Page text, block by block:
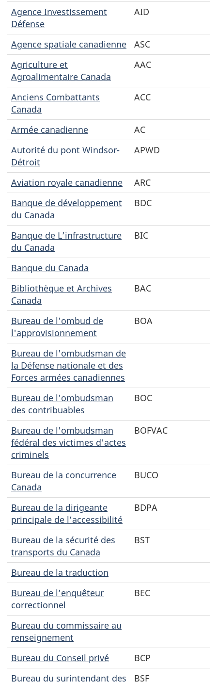
Agence Investissement
Défense
AID
Agence spatiale canadienne
ASC
Agriculture et
Agroalimentaire Canada
AAC
Anciens Combattants
Canada
ACC
Armée canadienne
AC
Autorité du pont Windsor-
Détroit
APWD
Aviation royale canadienne
ARC
Banque de développement
du Canada
BDC
Banque de L’infrastructure
du Canada
BIC
Banque du Canada
Bibliothèque et Archives
Canada
BAC
Bureau de l'ombud de
l'approvisionnement
BOA
Bureau de l'ombudsman de
la Défense nationale et des
Forces armées canadiennes
Bureau de l'ombudsman
des contribuables
BOC
Bureau de l'ombudsman
fédéral des victimes d'actes
criminels
BOFVAC
Bureau de la concurrence
Canada
BUCO
Bureau de la dirigeante
principale de l’accessibilité
BDPA
Bureau de la sécurité des
transports du Canada
BST
Bureau de la traduction
Bureau de l’enquêteur
correctionnel
BEC
Bureau du commissaire au
renseignement
Bureau du Conseil privé
BCP
Bureau du surintendant des
BSF